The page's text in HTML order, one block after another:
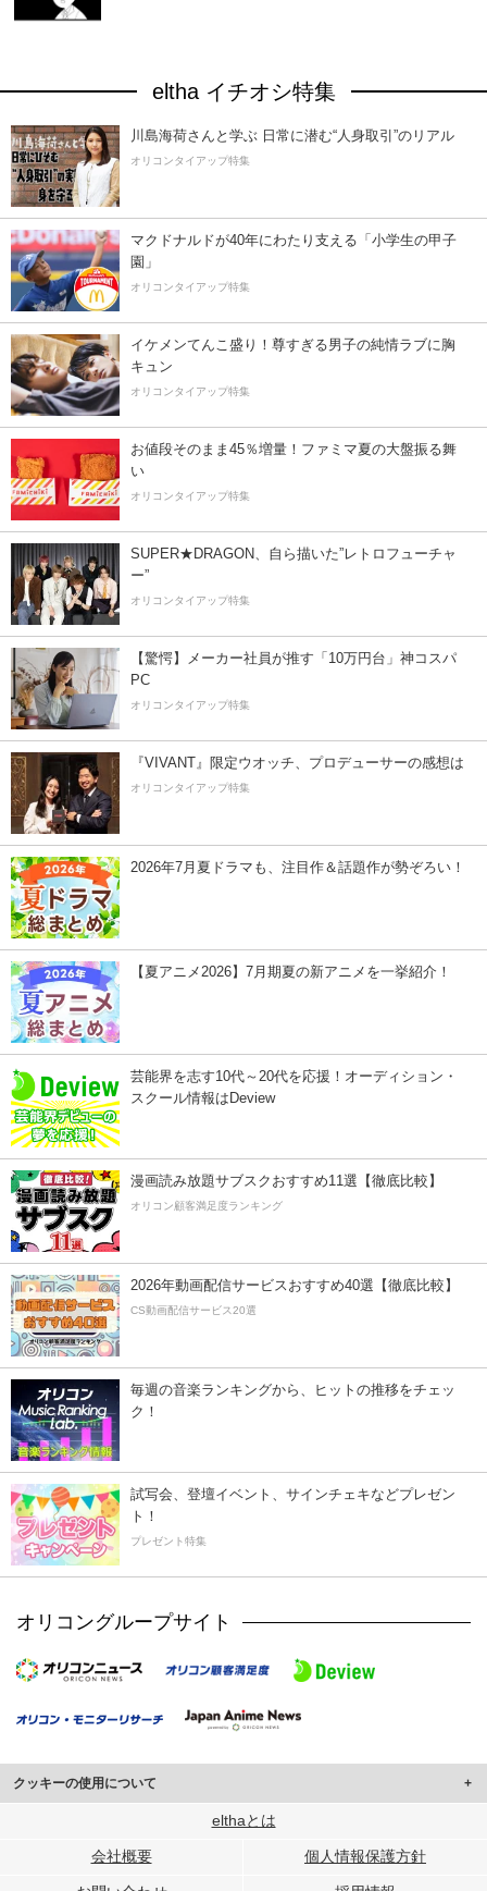
eltha イチオシ特集
川島海荷さんと学ぶ 日常に潜む“人身取引”のリアル
オリコンタイアップ特集
マクドナルドが40年にわたり支える「小学生の甲子
園」
オリコンタイアップ特集
イケメンてんこ盛り！尊すぎる男子の純情ラブに胸
キュン
オリコンタイアップ特集
お値段そのまま45％増量！ファミマ夏の大盤振る舞
い
オリコンタイアップ特集
SUPER★DRAGON、自ら描いた”レトロフューチャ
ー”
オリコンタイアップ特集
【驚愕】メーカー社員が推す「10万円台」神コスパ
PC
オリコンタイアップ特集
『VIVANT』限定ウオッチ、プロデューサーの感想は
オリコンタイアップ特集
2026年7月夏ドラマも、注目作＆話題作が勢ぞろい！
【夏アニメ2026】7月期夏の新アニメを一挙紹介！
芸能界を志す10代～20代を応援！オーディション・
スクール情報はDeview
漫画読み放題サブスクおすすめ11選【徹底比較】
オリコン顧客満足度ランキング
2026年動画配信サービスおすすめ40選【徹底比較】
CS動画配信サービス20選
毎週の音楽ランキングから、ヒットの推移をチェッ
ク！
試写会、登壇イベント、サインチェキなどプレゼン
ト！
プレゼント特集
オリコングループサイト
クッキーの使用について
このサイトでは Cookie を使用して、ユーザーに合わせたコンテンツや広告の
行っています。
elthaとは
会社概要 個人情報保護方針